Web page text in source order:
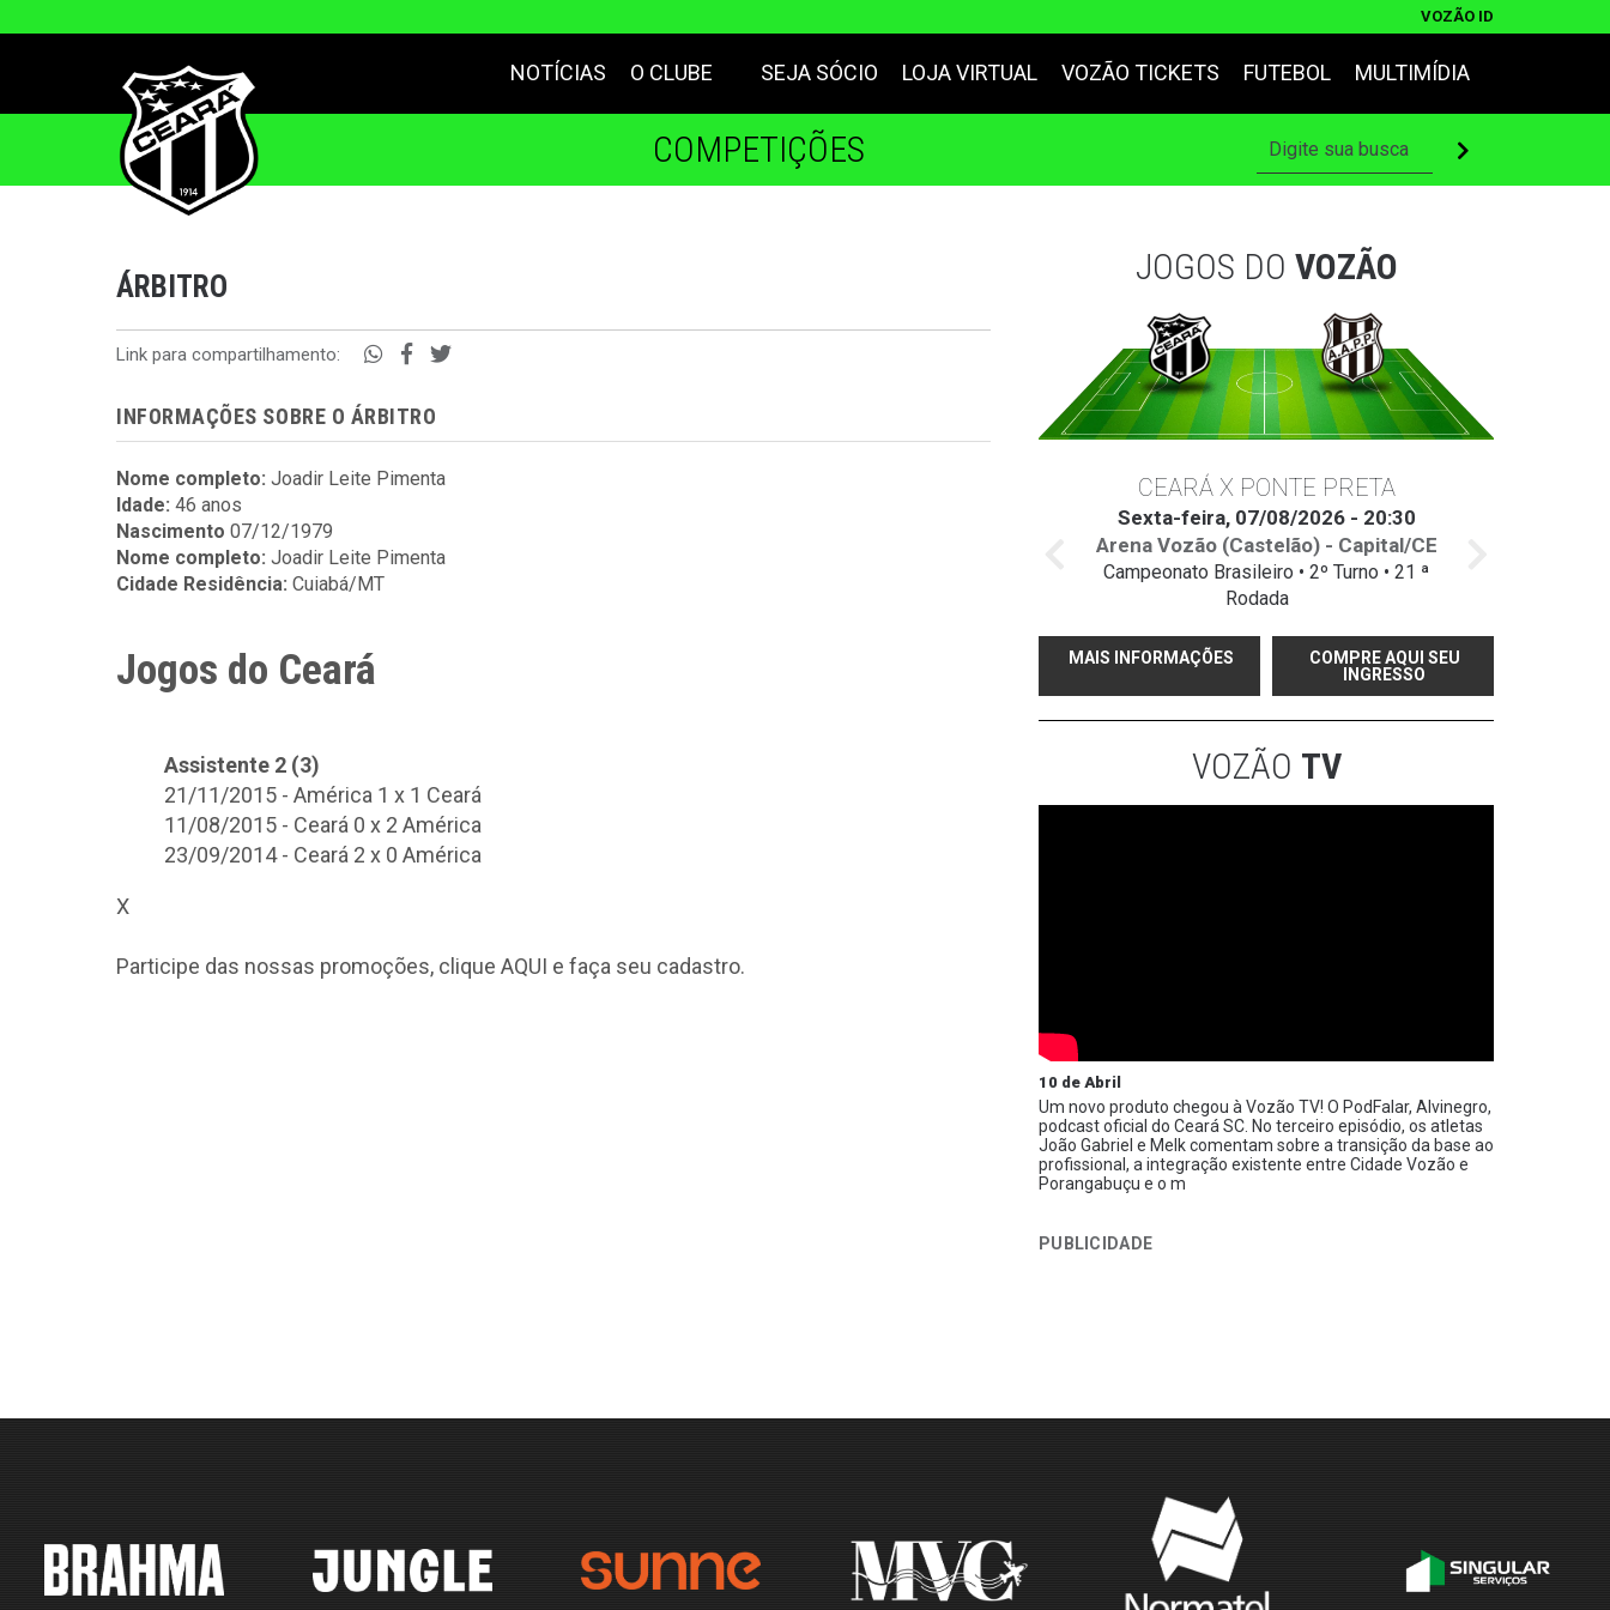
VOZÃO ID
NOTÍCIAS O CLUBE SEJA SÓCIO LOJA VIRTUAL VOZÃO TICKETS FUTEBOL MULTIMÍDIA
COMPETIÇÕES
ÁRBITRO
Link para compartilhamento:
INFORMAÇÕES SOBRE O ÁRBITRO
Nome completo: Joadir Leite Pimenta
Idade: 46 anos
Nascimento 07/12/1979
Nome completo: Joadir Leite Pimenta
Cidade Residência: Cuiabá/MT
Jogos do Ceará
Assistente 2 (3)
21/11/2015 - América 1 x 1 Ceará
11/08/2015 - Ceará 0 x 2 América
23/09/2014 - Ceará 2 x 0 América
X
Participe das nossas promoções, clique AQUI e faça seu cadastro.
JOGOS DO VOZÃO
CEARÁ X PONTE PRETA
Sexta-feira, 07/08/2026 - 20:30
Arena Vozão (Castelão) - Capital/CE
Campeonato Brasileiro • 2º Turno • 21 ª
Rodada
MAIS INFORMAÇÕES
COMPRE AQUI SEU
INGRESSO
VOZÃO TV
10 de Abril
Um novo produto chegou à Vozão TV! O PodFalar, Alvinegro,
podcast oficial do Ceará SC. No terceiro episódio, os atletas
João Gabriel e Melk comentam sobre a transição da base ao
profissional, a integração existente entre Cidade Vozão e
Porangabuçu e o m
PUBLICIDADE